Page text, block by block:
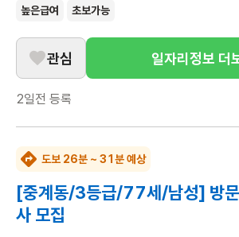
높은급여 초보가능
관심 일자리정보 더
2일전 등록
도보 26분 ~ 31분 예상
[중계동/3등급/77세/남성] 방문
사 모집